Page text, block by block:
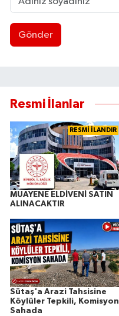
Gönder
Resmi İlanlar
RESMİ İLANDIR
MUAYENE ELDİVENİ SATIN
ALINACAKTIR
Sütaş'a Arazi Tahsisine
Köylüler Tepkili, Komisyon
Sahada